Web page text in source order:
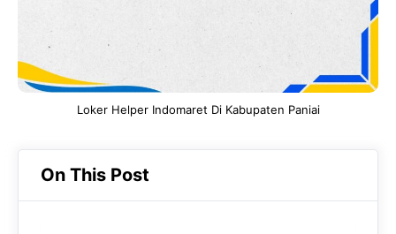
Loker Helper Indomaret Di Kabupaten Paniai
On This Post